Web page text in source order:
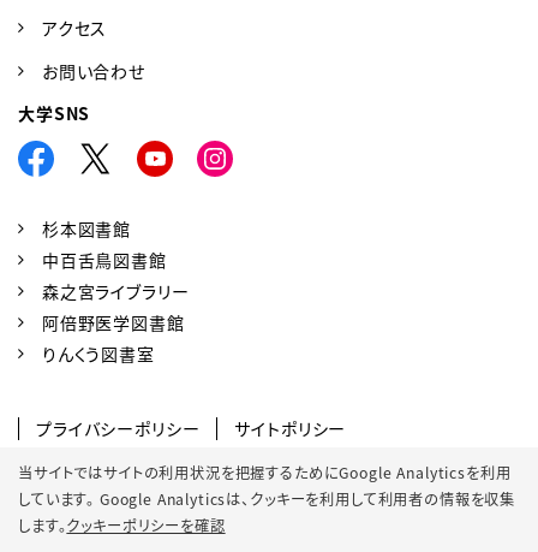
当サイトではサイトの利用状況を把握するためにGoogle Analyticsを利用
しています。 Google Analyticsは、 クッキーを利用して利用者の情報を収集
します。クッキーポリシーを確認
アクセス
お問い合わせ
大学SNS
杉本図書館
中百舌鳥図書館
森之宮ライブラリー
阿倍野医学図書館
りんくう図書室
プライバシーポリシー
サイトポリシー
SNSポリシー
クッキーポリシー
サイトマップ